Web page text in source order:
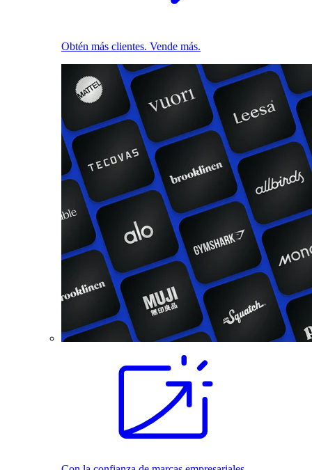
Obtén más clientes. Vende más.